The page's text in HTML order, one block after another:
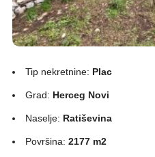
Tip nekretnine: Plac
Grad: Herceg Novi
Naselje: Ratiševina
Površina:2177 m2